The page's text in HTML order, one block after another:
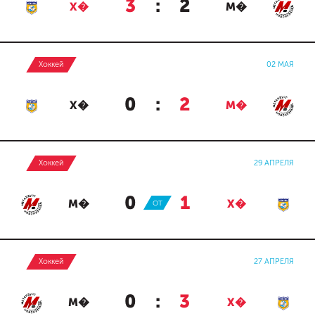
Х� 3 : 2 М�
Хоккей 02 МАЯ
Х� 0 : 2 М�
Хоккей 29 АПРЕЛЯ
М� 0 : 1 Х�
ОТ
Хоккей 27 АПРЕЛЯ
М� 0 : 3 Х�